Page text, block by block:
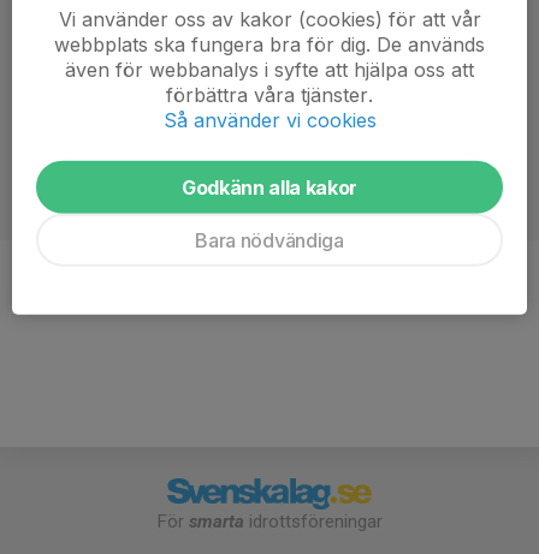
För smarta idrottsföreningar
Vi använder oss av kakor (cookies) för att vår
webbplats ska fungera bra för dig. De används
även för webbanalys i syfte att hjälpa oss att
förbättra våra tjänster.
Så använder vi cookies
Godkänn alla kakor
Bara nödvändiga